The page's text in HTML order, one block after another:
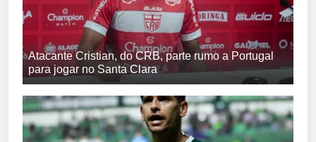
Atacante Cristian, do CRB, parte rumo a Portugal
para jogar no Santa Clara